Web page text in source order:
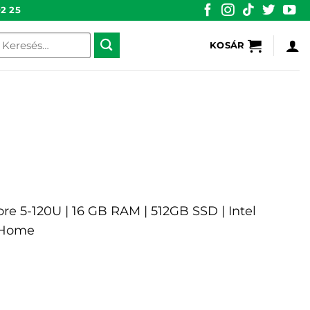
25
KOSÁR
5-120U | 16 GB RAM | 512GB SSD | Intel